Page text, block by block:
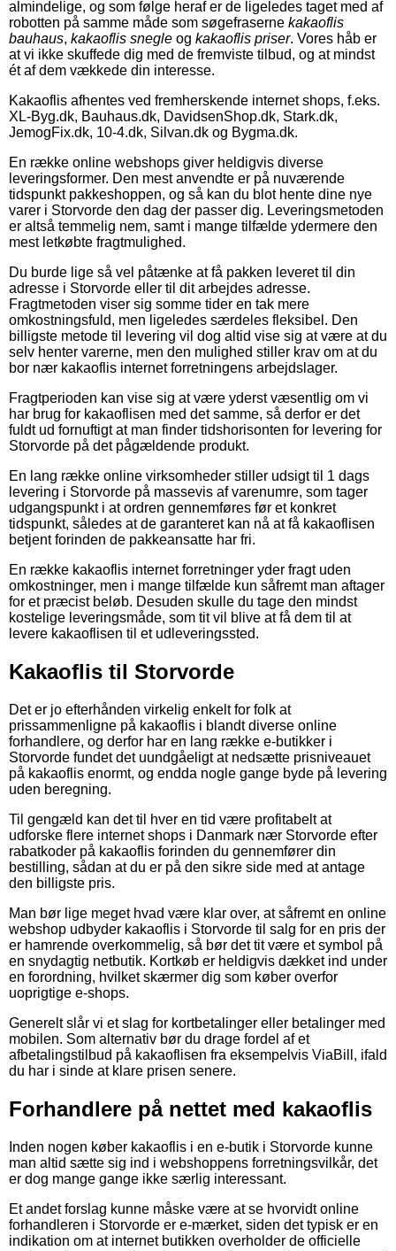
almindelige, og som følge heraf er de ligeledes taget med af
robotten på samme måde som søgefraserne kakaoflis
bauhaus, kakaoflis snegle og kakaoflis priser. Vores håb er
at vi ikke skuffede dig med de fremviste tilbud, og at mindst
ét af dem vækkede din interesse.
Kakaoflis afhentes ved fremherskende internet shops, f.eks.
XL-Byg.dk, Bauhaus.dk, DavidsenShop.dk, Stark.dk,
JemogFix.dk, 10-4.dk, Silvan.dk og Bygma.dk.
En række online webshops giver heldigvis diverse
leveringsformer. Den mest anvendte er på nuværende
tidspunkt pakkeshoppen, og så kan du blot hente dine nye
varer i Storvorde den dag der passer dig. Leveringsmetoden
er altså temmelig nem, samt i mange tilfælde ydermere den
mest letkøbte fragtmulighed.
Du burde lige så vel påtænke at få pakken leveret til din
adresse i Storvorde eller til dit arbejdes adresse.
Fragtmetoden viser sig somme tider en tak mere
omkostningsfuld, men ligeledes særdeles fleksibel. Den
billigste metode til levering vil dog altid vise sig at være at du
selv henter varerne, men den mulighed stiller krav om at du
bor nær kakaoflis internet forretningens arbejdslager.
Fragtperioden kan vise sig at være yderst væsentlig om vi
har brug for kakaoflisen med det samme, så derfor er det
fuldt ud fornuftigt at man finder tidshorisonten for levering for
Storvorde på det pågældende produkt.
En lang række online virksomheder stiller udsigt til 1 dags
levering i Storvorde på massevis af varenumre, som tager
udgangspunkt i at ordren gennemføres før et konkret
tidspunkt, således at de garanteret kan nå at få kakaoflisen
betjent forinden de pakkeansatte har fri.
En række kakaoflis internet forretninger yder fragt uden
omkostninger, men i mange tilfælde kun såfremt man aftager
for et præcist beløb. Desuden skulle du tage den mindst
kostelige leveringsmåde, som tit vil blive at få dem til at
levere kakaoflisen til et udleveringssted.
Kakaoflis til Storvorde
Det er jo efterhånden virkelig enkelt for folk at
prissammenligne på kakaoflis i blandt diverse online
forhandlere, og derfor har en lang række e-butikker i
Storvorde fundet det uundgåeligt at nedsætte prisniveauet
på kakaoflis enormt, og endda nogle gange byde på levering
uden beregning.
Til gengæld kan det til hver en tid være profitabelt at
udforske flere internet shops i Danmark nær Storvorde efter
rabatkoder på kakaoflis forinden du gennemfører din
bestilling, sådan at du er på den sikre side med at antage
den billigste pris.
Man bør lige meget hvad være klar over, at såfremt en online
webshop udbyder kakaoflis i Storvorde til salg for en pris der
er hamrende overkommelig, så bør det tit være et symbol på
en snydagtig netbutik. Kortkøb er heldigvis dækket ind under
en forordning, hvilket skærmer dig som køber overfor
uoprigtige e-shops.
Generelt slår vi et slag for kortbetalinger eller betalinger med
mobilen. Som alternativ bør du drage fordel af et
afbetalingstilbud på kakaoflisen fra eksempelvis ViaBill, ifald
du har i sinde at klare prisen senere.
Forhandlere på nettet med kakaoflis
Inden nogen køber kakaoflis i en e-butik i Storvorde kunne
man altid sætte sig ind i webshoppens forretningsvilkår, det
er dog mange gange ikke særlig interessant.
Et andet forslag kunne måske være at se hvorvidt online
forhandleren i Storvorde er e-mærket, siden det typisk er en
indikation om at internet butikken overholder de officielle